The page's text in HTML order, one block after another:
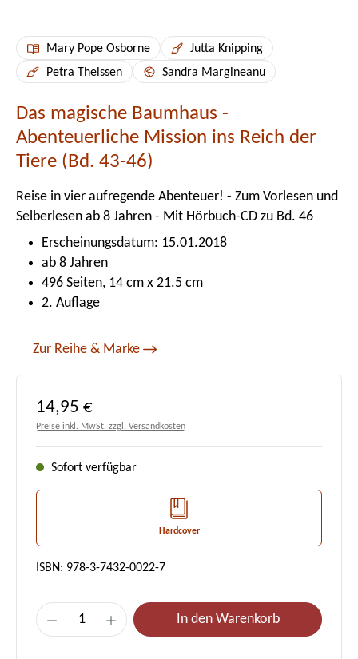
Mary Pope Osborne
Jutta Knipping
Petra Theissen
Sandra Margineanu
Das magische Baumhaus -
Abenteuerliche Mission ins Reich der
Tiere (Bd. 43-46)
Reise in vier aufregende Abenteuer! - Zum Vorlesen und
Selberlesen ab 8 Jahren - Mit Hörbuch-CD zu Bd. 46
Erscheinungsdatum: 15.01.2018
ab 8 Jahren
496 Seiten, 14 cm x 21.5 cm
2. Auflage
Zur Reihe & Marke
Regulärer Preis:
14,95 €
Preise inkl. MwSt. zzgl. Versandkosten
Sofort verfügbar
Hardcover
ISBN: 978-3-7432-0022-7
Produkt Anzahl: Gib den gewünschten
In den Warenkorb